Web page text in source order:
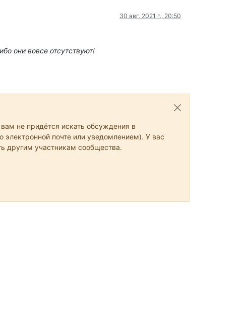
30 авг. 2021 г., 20:50
они вовсе отсутствуют!
не придётся искать обсуждения в
почте или уведомлением). У вас
другим участникам сообщества.